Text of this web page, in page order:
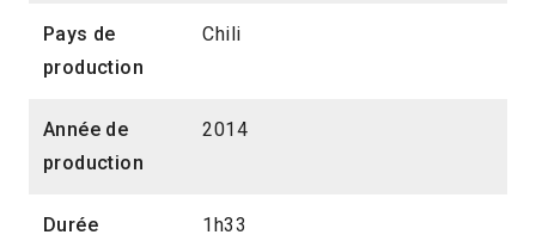
Pays de
production
Chili
Année de
production
2014
Durée 1h33